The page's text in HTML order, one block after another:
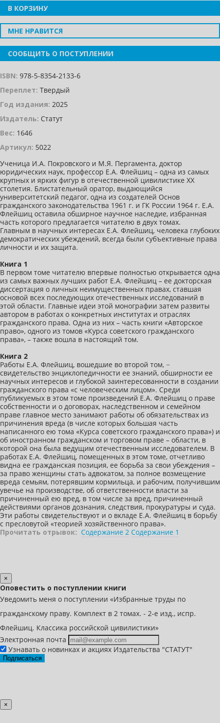
В КОРЗИНУ
МНЕ НРАВИТСЯ
СООБЩИТЬ О ПОСТУПЛЕНИИ
ISBN: 978-5-8354-2133-6
Переплет: Твердый
Год издания: 2025
Издатель: Статут
Вес: 1646
Артикул: 5022
Ученица И.А. Покровского и М.Я. Пергамента, доктор
юридических наук, профессор Е.А. Флейшиц – одна из самых
крупных и ярких фигур в отечественной цивилистике XX
столетия. Блистательный оратор, выдающийся
университетский педагог, одна из создателей Основ
гражданского законодательства 1961 г. и ГК России 1964 г. Е.А.
Флейшиц оставила обширное научное наследие, избранная
часть которого предлагается читателю в двух томах.
Главным в научных интересах Е.А. Флейшиц, человека глубоких
демократических убеждений, всегда были субъективные права
личности и их защита.
Книга 1
В первом томе читателю впервые полностью открывается одна
из самых важных лучших работ Е.А. Флейшиц – ее докторская
диссертация о личных неимущественных правах, ставшая
основой всех последующих отечественных исследований в
этой области. Главные идеи этой монографии затем развиты
автором в работах о конкретных институтах и отраслях
гражданского права. Одна из них – часть книги «Авторское
право», одного из томов «Курса советского гражданского
права», – также вошла в настоящий том.
Книга 2
Работы Е.А. Флейшиц, вошедшие во второй том, −
свидетельство энциклопедичности ее знаний, обширности ее
научных интересов и глубокой заинтересованности в создании
гражданского права «с человеческим лицом». Среди
публикуемых в этом томе произведений Е.А. Флейшиц о праве
собственности и о договорах, наследственном и семейном
праве главное место занимают работы об обязательствах из
причинения вреда (в числе которых бoльшая часть
написанного ею тома «Курса советского гражданского права») и
об иностранном гражданском и торговом праве – области, в
которой она была ведущим отечественным исследователем. В
работах Е.А. Флейшиц, помещенных в этом томе, отчетливо
видна ее гражданская позиция, ее борьба за свои убеждения –
за право женщины стать адвокатом, за полное возмещение
вреда семьям, потерявшим кормильца, и рабочим, получившим
увечье на производстве, об ответственности власти за
причиненный ею вред, в том числе за вред, причиненный
действиями органов дознания, следствия, прокуратуры и суда.
Эти работы свидетельствуют и о вкладе Е.А. Флейшиц в борьбу
с пресловутой «теорией хозяйственного права».
Прочитать отрывок: Содержание 2 Содержание 1
×
Оповестить о поступлении книги
Уведомить меня о поступлении «Избранные труды по
гражданскому праву. Комплект в 2 томах. - 2-е изд., испр.
Флейшиц. Классика российской цивилистики»
Электронная почта
Узнавать о новинках и акциях Издательства "СТАТУТ"
Подписаться
×